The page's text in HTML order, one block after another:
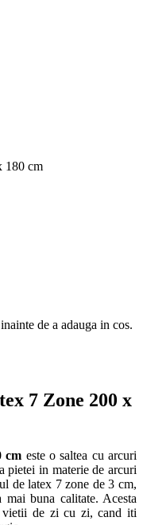
180 cm
de a adauga in cos.
7 Zone 200 x
cm este o saltea cu arcuri
pietei in materie de arcuri
de latex 7 zone de 3 cm,
buna calitate. Acesta
vietii de zi cu zi, cand iti